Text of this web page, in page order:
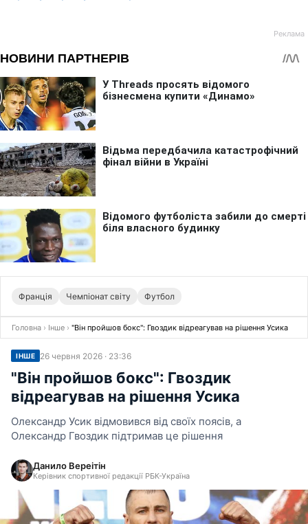
Франція Чемпіонат світу Футбол
Головна › Інше › "Він пройшов бокс": Гвоздик відреагував на рішення Усика
ІНШЕ 26 червня 2026 · 23:36
"Він пройшов бокс": Гвоздик
відреагував на рішення Усика
Олександр Усик відмовився від своїх поясів, а
Олександр Гвоздик підтримав це рішення
Данило Вереітін
Керівник спортивної редакції РБК-Україна